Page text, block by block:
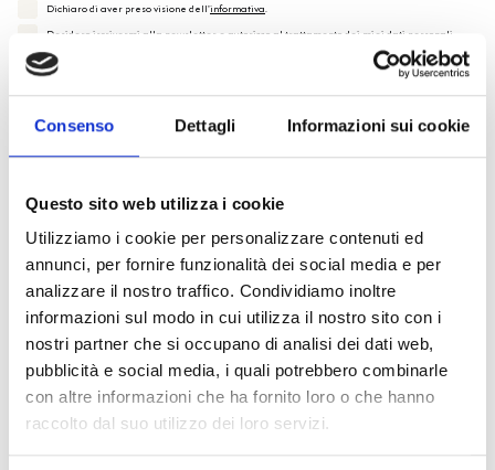
Consenso Dettagli Informazioni sui cookie
Questo sito web utilizza i cookie
Utilizziamo i cookie per personalizzare contenuti ed
annunci, per fornire funzionalità dei social media e per
analizzare il nostro traffico. Condividiamo inoltre
informazioni sul modo in cui utilizza il nostro sito con i
nostri partner che si occupano di analisi dei dati web,
pubblicità e social media, i quali potrebbero combinarle
con altre informazioni che ha fornito loro o che hanno
raccolto dal suo utilizzo dei loro servizi.
Dichiaro di aver preso visione dell'informativa.
Desidero iscrivermi alla newsletter e autorizzo al trattamento dei miei dati personali
* Campi obbligatori
Reso facile e veloce
PRONTA consegna
Spedizione Gratuita